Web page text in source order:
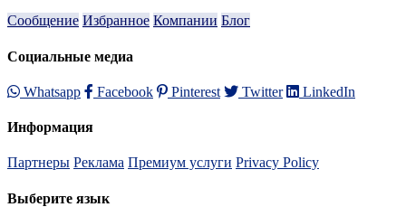
Сообщение Избранное Компании Блог
Социальные медиа
Whatsapp Facebook Pinterest Twitter LinkedIn
Информация
Партнеры Реклама Премиум услуги Privacy Policy
Выберите язык